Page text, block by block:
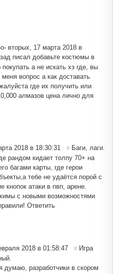
вторых
17 марта 2018 в
писал добавьте костюмы в
а не искать хз где, вы
вопрос а как доставать
где их получить или
алмазов цена лично для
2018 в 18:30:31 # Баги, лаги.
рандом кидает толпу 70+ на
багами карты, где герои
тебе не удаётся порой с
кнопок атаки в пвп, арене.
с новыми возможностями
Ответить
2018 в 01:58:47 # Игра
разработчики в скором